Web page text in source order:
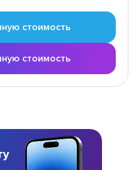
стоимость
стоимость